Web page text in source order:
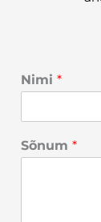
Nimi *
Sõnum *